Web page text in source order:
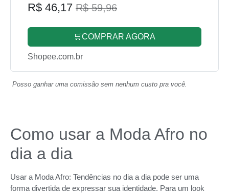
R$ 46,17 R$ 59,96
🛒COMPRAR AGORA
Shopee.com.br
Posso ganhar uma comissão sem nenhum custo pra você.
Como usar a Moda Afro no
dia a dia
Usar a Moda Afro: Tendências no dia a dia pode ser uma
forma divertida de expressar sua identidade. Para um look